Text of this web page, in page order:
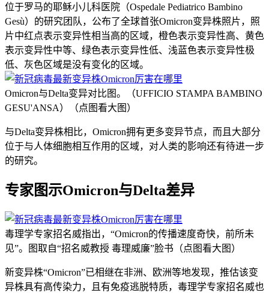
位于罗马的耶稣小儿科医院（Ospedale Pediatrico Bambino
Gesù）的研究团队，公布了全球首张Omicron变异株照片，照
片中红点表示变异性相当高的区域，橙色表示变异性高、黄色
表示变异性中等、绿色表示变异性低、浅蓝色表示变异性极
低、灰色区域是没有变化的区域。
Omicron与Delta变异对比图。（UFFICIO STAMPA BAMBINO
GESU'ANSA）（点图看大图）
与Delta变异株相比，Omicron拥有更多变异节点，而且大部分
位于与人体细胞相互作用的区域，对人类的影响还有待进一步
的研究。
专家图示Omicron与Delta差异
毒理学专家招名威指出，“Omicron的传播速度奇快，前所未
见”。图取自“招名威教授 毒理威廉”脸书（点图看大图）
新变异株“Omicron”已相继在非洲、欧洲等地发现，推估该变
异株具有高传染力，且有免疫逃脱特质，毒理学专家招名威也